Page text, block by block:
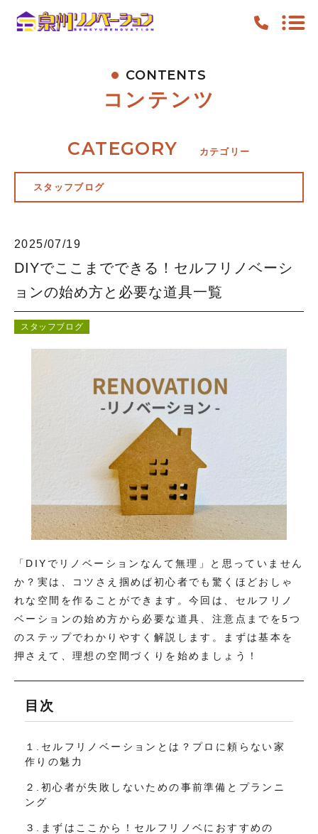
FEATURE
WORK
NEWS
CONTENTS
ACCESS
コンテンツ
CONTENTS
コンテンツ
2025/07/19
DIYでここまでできる！セルフリノベーシ
ョンの始め方と必要な道具一覧
スタッフブログ
「DIYでリノベーションなんて無理」と思っていません
か？実は、コツさえ掴めば初心者でも驚くほどおしゃ
れな空間を作ることができます。今回は、セルフリノ
ベーションの始め方から必要な道具、注意点までを5つ
のステップでわかりやすく解説します。まずは基本を
押さえて、理想の空間づくりを始めましょう！
目次
１.セルフリノベーションとは？プロに頼らない家
作りの魅力
２.初心者が失敗しないための事前準備とプランニ
ング
３.まずはここから！セルフリノベにおすすめの
CATEGORY カテゴリー
スタッフブログ